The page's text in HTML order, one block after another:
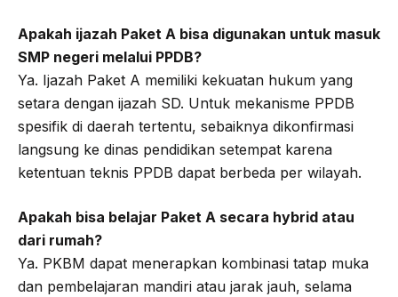
Apakah ijazah Paket A bisa digunakan untuk masuk
SMP negeri melalui PPDB?
Ya. Ijazah Paket A memiliki kekuatan hukum yang
setara dengan ijazah SD. Untuk mekanisme PPDB
spesifik di daerah tertentu, sebaiknya dikonfirmasi
langsung ke dinas pendidikan setempat karena
ketentuan teknis PPDB dapat berbeda per wilayah.
Apakah bisa belajar Paket A secara hybrid atau
dari rumah?
Ya. PKBM dapat menerapkan kombinasi tatap muka
dan pembelajaran mandiri atau jarak jauh, selama